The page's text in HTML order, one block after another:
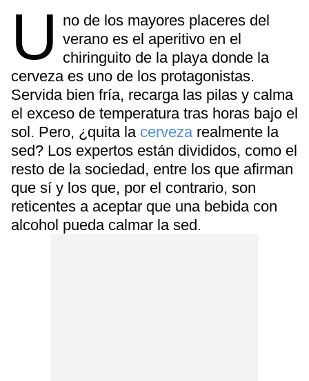
U no de los mayores placeres del
verano es el aperitivo en el
chiringuito de la playa donde la
cerveza es uno de los protagonistas.
Servida bien fría, recarga las pilas y calma
el exceso de temperatura tras horas bajo el
sol. Pero, ¿quita lacervezarealmente la
sed? Los expertos están divididos, como el
resto de la sociedad, entre los que afirman
que sí y los que, por el contrario, son
reticentes a aceptar que una bebida con
alcohol pueda calmar la sed.